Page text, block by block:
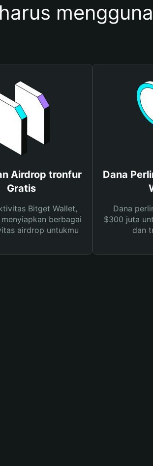
Airdrop tronfur
Gratis
Bitget Wallet,
berbagai
airdrop untukmu
Dana
Dana
$300 juta
dan